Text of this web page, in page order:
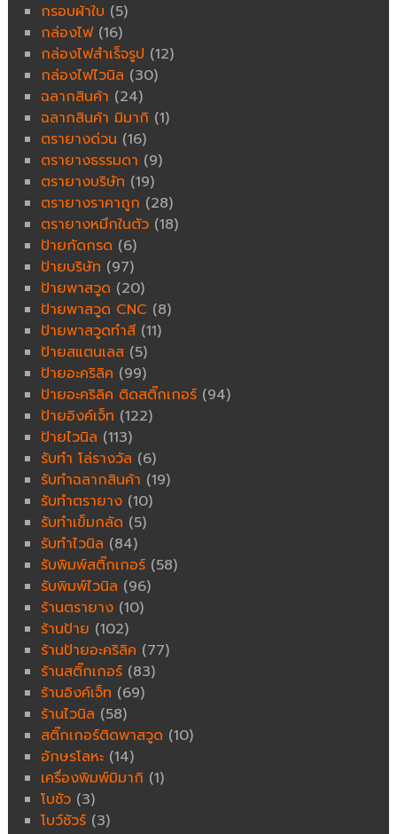
กรอบผ้าใบ (5)
กล่องไฟ(16)
กล่องไฟสำเร็จรูป (12)
กล่องไฟไวนิล (30)
ฉลากสินค้า (24)
ฉลากสินค้า มิมากิ (1)
ตรายางด่วน (16)
ตรายางธรรมดา (9)
ตรายางบริษัท (19)
ตรายางราคาถูก (28)
ตรายางหมึกในตัว (18)
ป้ายกัดกรด (6)
ป้ายบริษัท (97)
ป้ายพาสวูด (20)
ป้ายพาสวูด CNC (8)
ป้ายพาสวูดทำสี (11)
ป้ายสแตนเลส (5)
ป้ายอะคริลิค (99)
ป้ายอะคริลิค ติดสติ๊กเกอร์ (94)
ป้ายอิงค์เจ็ท (122)
ป้ายไวนิล (113)
รับทำ โล่รางวัล (6)
รับทำฉลากสินค้า (19)
รับทำตรายาง (10)
รับทำเข็มกลัด (5)
รับทำไวนิล (84)
รับพิมพ์สติ๊กเกอร์ (58)
รับพิมพ์ไวนิล (96)
ร้านตรายาง (10)
ร้านป้าย (102)
ร้านป้ายอะคริลิค (77)
ร้านสติ๊กเกอร์ (83)
ร้านอิงค์เจ็ท (69)
ร้านไวนิล (58)
สติ๊กเกอร์ติดพาสวูด (10)
อักษรโลหะ (14)
เครื่องพิมพ์มิมากิ (1)
โบชัว (3)
โบว์ชัวร์ (3)